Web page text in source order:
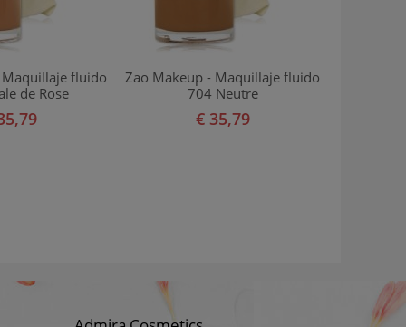
fluido
de Rose
Zao Makeup - Maquillaje fluido
704 Neutre
€ 35,79